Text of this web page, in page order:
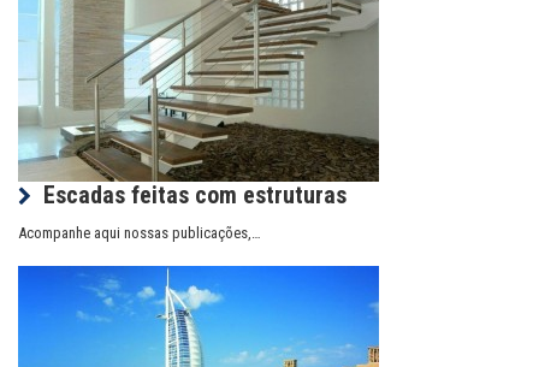
Escadas feitas com estruturas
Acompanhe aqui nossas publicações,…